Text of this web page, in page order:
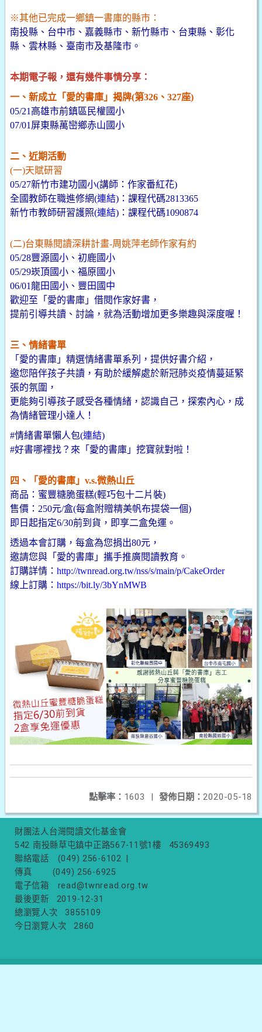
※其他已完成一鄉鎮一書庫的縣市：
南投縣、台中市、嘉義縣市、新竹縣市、台東縣、彰化
縣、雲林縣、臺南市及基隆市。
本期電子報，還有幾件事情分享：
一、新成立「愛的書庫」揭牌(第326、327座)
05/21高雄市前鎮區民權國小
07/01屏東縣萬巒鄉赤山國小
二、近期活動
(一)天賦研習
05/27新竹市建功國小(講師：作家番紅花)
全國教師在職進修網(連結)：課程代碼2813365
新竹市教師研習護照(連結)：課程代碼1090874
(二)台東縣閱讀深耕計畫-周姚萍老師作家有約
05/28豐源國小、初鹿國小
05/29崁頂國小、福原國小
06/01龍田國小、豐田國中
歡迎至「愛的書庫」借閱作家好書，
提前引導共讀、討論，就為活動增加更多樂趣與深度喔！
三、情緒書單
「愛的書庫」精選情緒書單系列，提供好書介紹，
邀您陪伴孩子共讀，有助於緩解處於新冠肺炎疫情蔓延緊
張的氛圍，
更能夠引導孩子感受各種情緒，認識自己，探索內心，成
為情緒管理小達人！
#情緒書單懶人包(連結)
#好書哪裡找？來「愛的書庫」挖寶就對啦！
四、「愛的書庫」v.s.微熱山丘
商品：蜜豐糖脆蛋糕(輕巧包十二片裝)
售價：250元/盒(每盒附贈精美帆布提袋一個)
即日起指定6/30前到貨，即享二盒免運。
透過本會訂購，每盒為您捐出80元，
邀請您與「愛的書庫」攜手推廣閱讀教育。
訂購詳情： http://twnread.org.tw/nss/s/main/p/CakeOrder
線上訂購： https://bit.ly/3bYnMWB
發佈日期： 2020-05-18
點擊率： 1603 |
財團法人台灣閱讀文化基金會
542 南投縣草屯鎮中正路567-11號1樓
45369493
聯絡電話
(049) 256-6102
傳真
(049) 256-6925
電子信箱
read@twnread.org.tw
最後更新
2019-12-31
總瀏覽人次
3855109
今日瀏覽人次
2860